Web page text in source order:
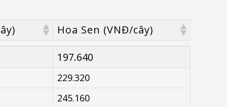
Hoa Sen (VNĐ/cây)
Hoa Sen (VNĐ/cây)
197.640
229.320
245.160